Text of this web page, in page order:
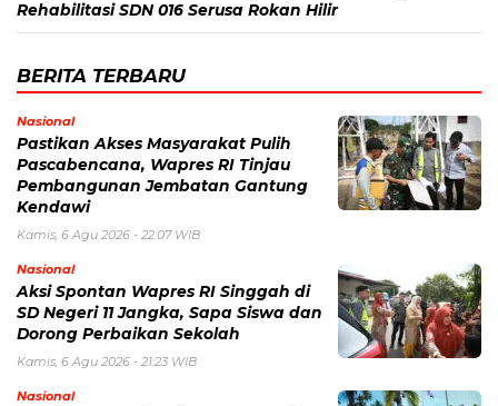
Rehabilitasi SDN 016 Serusa Rokan Hilir
BERITA TERBARU
Nasional
Pastikan Akses Masyarakat Pulih
Pascabencana, Wapres RI Tinjau
Pembangunan Jembatan Gantung
Kendawi
Kamis, 6 Agu 2026 - 22:07 WIB
Nasional
Aksi Spontan Wapres RI Singgah di
SD Negeri 11 Jangka, Sapa Siswa dan
Dorong Perbaikan Sekolah
Kamis, 6 Agu 2026 - 21:23 WIB
Nasional